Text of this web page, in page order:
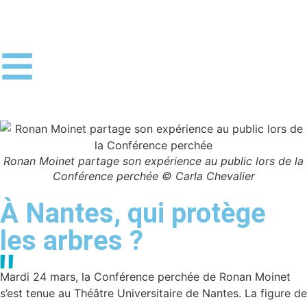
Ronan Moinet partage son expérience au public lors de la
Conférence perchée © Carla Chevalier
À Nantes, qui protège
les arbres ?
Mardi 24 mars, la Conférence perchée de Ronan Moinet
s’est tenue au Théâtre Universitaire de Nantes. La figure de